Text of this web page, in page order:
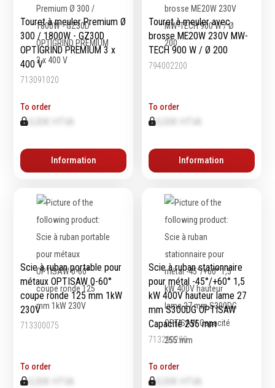
Touret à meuler Premium Ø
300 / 1800W - GZ30D
OPTIGRIND PREMIUM 3 x
400 V
713091020
To order
0,00€ HTVA
Information
Touret à meuler avec
brosse ME20W 230V MW-
TECH 900 W / Ø 200
794002200
To order
Information
Scie à ruban portable pour
métaux OPTISAW 0-60°
coupe ronde 125 mm 1kW
230V
713300075
To order
0,00€ HTVA
Scie à ruban stationnaire
pour métal -45°/+60° 1,5
kW 400V hauteur lame 27
mm S300DG OPTISAW
Capacité 255 mm
713290290
To order